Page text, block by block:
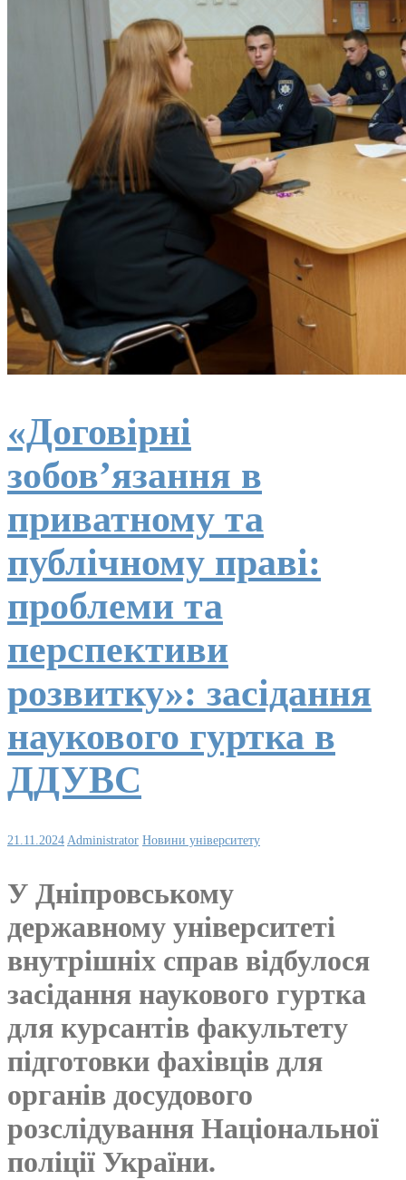
«Договірні
зобов’язання в
приватному та
публічному праві:
проблеми та
перспективи
розвитку»: засідання
наукового гуртка в
ДДУВС
21.11.2024 Administrator Новини університету
У Дніпровському
державному університеті
внутрішніх справ відбулося
засідання наукового гуртка
для курсантів факультету
підготовки фахівців для
органів досудового
розслідування Національної
поліції України.